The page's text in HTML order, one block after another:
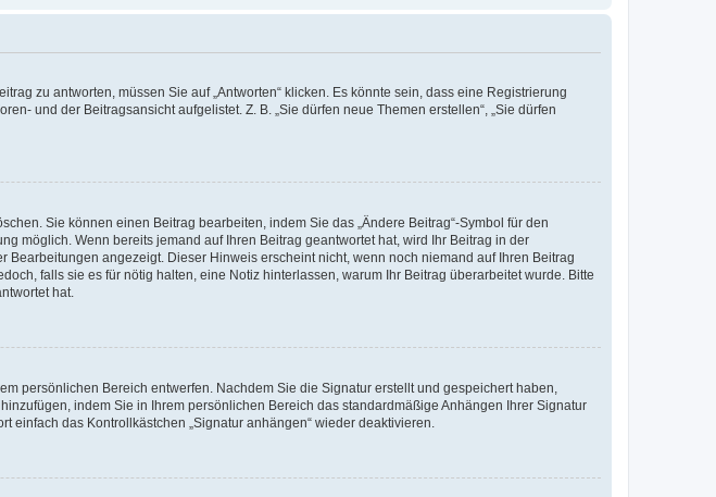
zu antworten, müssen Sie auf „Antworten“ klicken. Es könnte sein, dass eine Registrierung
und der Beitragsansicht aufgelistet. Z. B. „Sie dürfen neue Themen erstellen“, „Sie dürfen
Sie können einen Beitrag bearbeiten, indem Sie das „Ändere Beitrag“-Symbol für den
möglich. Wenn bereits jemand auf Ihren Beitrag geantwortet hat, wird Ihr Beitrag in der
angezeigt. Dieser Hinweis erscheint nicht, wenn noch niemand auf Ihren Beitrag
falls sie es für nötig halten, eine Notiz hinterlassen, warum Ihr Beitrag überarbeitet wurde. Bitte
hat.
persönlichen Bereich entwerfen. Nachdem Sie die Signatur erstellt und gespeichert haben,
indem Sie in Ihrem persönlichen Bereich das standardmäßige Anhängen Ihrer Signatur
das Kontrollkästchen „Signatur anhängen“ wieder deaktivieren.